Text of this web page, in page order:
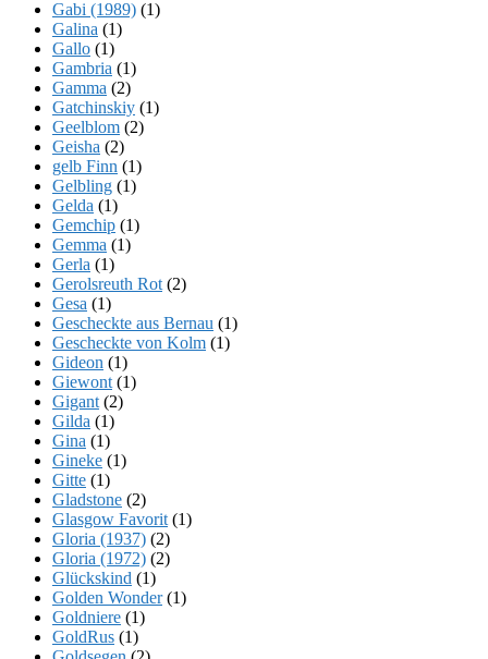
Gabi (1989) (1)
Galina (1)
Gallo (1)
Gambria (1)
Gamma (2)
Gatchinskiy (1)
Geelblom (2)
Geisha (2)
gelb Finn (1)
Gelbling (1)
Gelda (1)
Gemchip (1)
Gemma (1)
Gerla (1)
Gerolsreuth Rot (2)
Gesa (1)
Gescheckte aus Bernau (1)
Gescheckte von Kolm (1)
Gideon (1)
Giewont (1)
Gigant (2)
Gilda (1)
Gina (1)
Gineke (1)
Gitte (1)
Gladstone (2)
Glasgow Favorit (1)
Gloria (1937) (2)
Gloria (1972) (2)
Glückskind (1)
Golden Wonder(1)
Goldniere (1)
GoldRus (1)